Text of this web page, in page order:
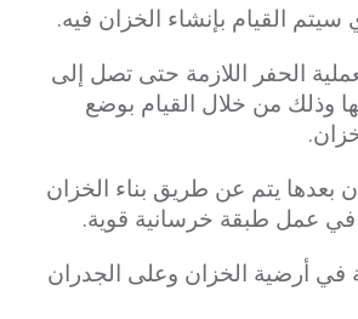
سيتم القيام بإنشاء الخزان فيه.
الحفر اللازمة حتى تصل إلى
وذلك من خلال القيام بوضع
بعدها يتم عن طريق بناء الخزان
في عمل طبقة خرسانية قوية.
في أرضية الخزان وعلى الجدران